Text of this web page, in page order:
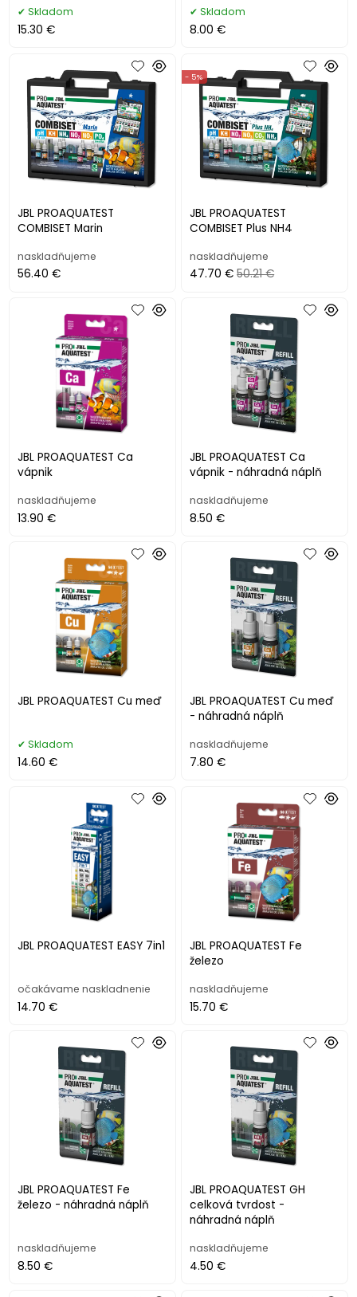
Skladom
15.30 €
Skladom
8.00 €
JBL PROAQUATEST
COMBISET Marin
naskladňujeme
56.40 €
JBL PROAQUATEST
COMBISET Plus NH4
- 5%
naskladňujeme
47.70 € 50.21 €
JBL PROAQUATEST Ca
vápnik
naskladňujeme
13.90 €
JBL PROAQUATEST Ca
vápnik - náhradná náplň
naskladňujeme
8.50 €
JBL PROAQUATEST Cu meď
Skladom
14.60 €
JBL PROAQUATEST Cu meď
- náhradná náplň
naskladňujeme
7.80 €
JBL PROAQUATEST EASY 7in1
očakávame naskladnenie
14.70 €
JBL PROAQUATEST Fe
železo
naskladňujeme
15.70 €
JBL PROAQUATEST Fe
železo - náhradná náplň
naskladňujeme
8.50 €
JBL PROAQUATEST GH
celková tvrdost -
náhradná náplň
naskladňujeme
4.50 €